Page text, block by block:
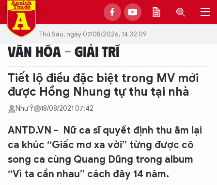
Thứ Sáu, ngày 07/08/2026, 14:32:09
VĂN HÓA - GIẢI TRÍ
Tiết lộ điều đặc biệt trong MV mới
được Hồng Nhung tự thu tại nhà
Như Ý 18/08/2021 07:42
ANTD.VN - Nữ ca sĩ quyết định thu âm lại
ca khúc “Giấc mơ xa vời” từng được cô
song ca cùng Quang Dũng trong album
“Vì ta cần nhau” cách đây 14 năm.